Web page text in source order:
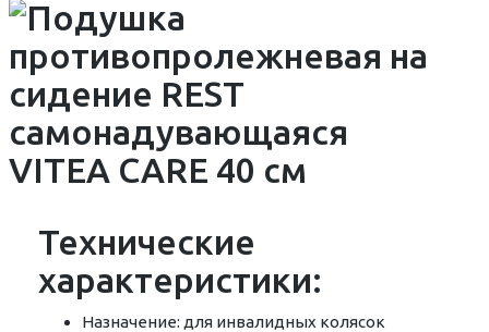
Технические
характеристики:
Назначение: для инвалидных колясок